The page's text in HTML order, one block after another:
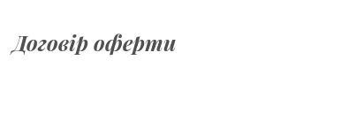
Договір оферти